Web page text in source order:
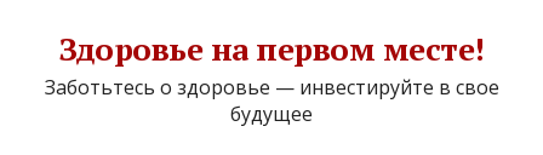
Здоровье на первом месте!
Заботьтесь о здоровье — инвестируйте в свое
будущее